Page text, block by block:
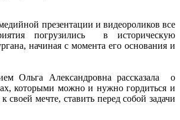
презентации и видеороликов все
погрузились в историческую
начиная с момента его основания и
Ольга Александровна рассказала о
которыми можно и нужно гордиться и
своей мечте, ставить перед собой задачи